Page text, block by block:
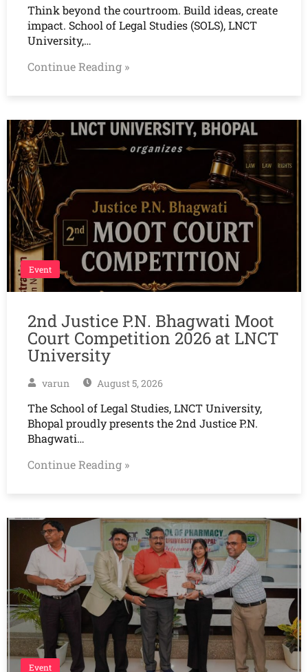
Think beyond the courtroom. Build ideas, create
impact. School of Legal Studies (SOLS), LNCT
University,…
Continue Reading »
Event
2nd Justice P.N. Bhagwati Moot
Court Competition 2026 at LNCT
University
varun August 5, 2026
The School of Legal Studies, LNCT University,
Bhopal proudly presents the 2nd Justice P.N.
Bhagwati…
Continue Reading »
Event